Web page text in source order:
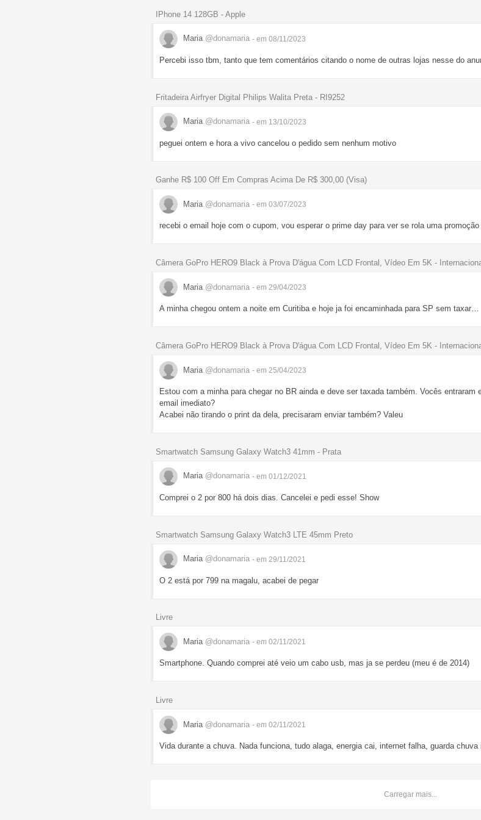
IPhone 14 128GB - Apple
Maria @donamaria - em 08/11/2023
Percebi isso tbm, tanto que tem comentários citando o nome de outras lojas nesse do
Fritadeira Airfryer Digital Philips Walita Preta - RI9252
Maria @donamaria - em 13/10/2023
peguei ontem e hora a vivo cancelou o pedido sem nenhum motivo
Ganhe R$ 100 Off Em Compras Acima De R$ 300,00 (Visa)
Maria @donamaria - em 03/07/2023
recebi o email hoje com o cupom, vou esperar o prime day para ver se rola uma promoção
Câmera GoPro HERO9 Black à Prova D'água Com LCD Frontal, Vídeo Em 5K -
Maria @donamaria - em 29/04/2023
A minha chegou ontem a noite em Curitiba e hoje ja foi encaminhada para SP sem taxar…
Câmera GoPro HERO9 Black à Prova D'água Com LCD Frontal, Vídeo Em 5K -
Maria @donamaria - em 25/04/2023
Estou com a minha para chegar no BR ainda e deve ser taxada também. Vocês
email imediato?
Acabei não tirando o print da dela, precisaram enviar também? Valeu
Smartwatch Samsung Galaxy Watch3 41mm - Prata
Maria @donamaria - em 01/12/2021
Comprei o 2 por 800 há dois dias. Cancelei e pedi esse! Show
Smartwatch Samsung Galaxy Watch3 LTE 45mm Preto
Maria @donamaria - em 29/11/2021
O 2 está por 799 na magalu, acabei de pegar
Livre
Maria @donamaria - em 02/11/2021
Smartphone. Quando comprei até veio um cabo usb, mas ja se perdeu (meu é de 2014)
Livre
Maria @donamaria - em 02/11/2021
Vida durante a chuva. Nada funciona, tudo alaga, energia cai, internet falha, guarda chuva
Carregar mais...